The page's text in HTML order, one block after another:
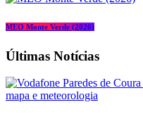
MEO Monte Verde (2026)
Últimas Notícias